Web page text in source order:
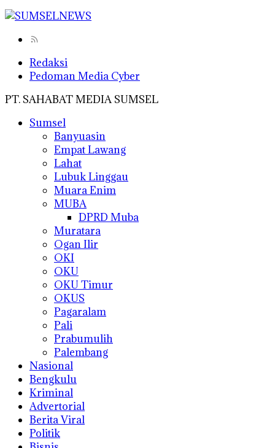
Redaksi
Pedoman Media Cyber
PT. SAHABAT MEDIA SUMSEL
Sumsel
Banyuasin
Empat Lawang
Lahat
Lubuk Linggau
Muara Enim
MUBA
DPRD Muba
Muratara
Ogan Ilir
OKI
OKU
OKU Timur
OKUS
Pagaralam
Pali
Prabumulih
Palembang
Nasional
Bengkulu
Kriminal
Advertorial
Berita Viral
Politik